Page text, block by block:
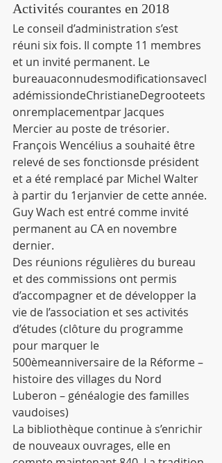
Activités courantes en 2018
Le conseil d’administration s’est
réuni six fois. Il compte 11 membres
et un invité permanent. Le
bureauaconnudesmodificationsavecl
adémissiondeChristianeDegrooteets
onremplacementpar Jacques
Mercier au poste de trésorier.
François Wencélius a souhaité être
relevé de ses fonctionsde président
et a été remplacé par Michel Walter
à partir du 1erjanvier de cette année.
Guy Wach est entré comme invité
permanent au CA en novembre
dernier.
Des réunions régulières du bureau
et des commissions ont permis
d’accompagner et de développer la
vie de l’association et ses activités
d’études (clôture du programme
pour marquer le
500èmeanniversaire de la Réforme –
histoire des villages du Nord
Luberon – généalogie des familles
vaudoises)
La bibliothèque continue à s’enrichir
de nouveaux ouvrages, elle en